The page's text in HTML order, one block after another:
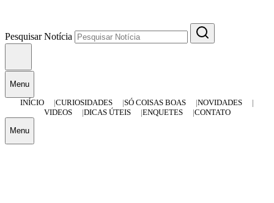
Pesquisar Notícia
Menu
INÍCIO
CURIOSIDADES SÓ COISAS BOAS
NOVIDADES
VIDEOS
DICAS ÚTEIS ENQUETES CONTATO
Menu